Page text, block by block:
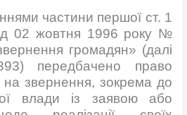
частини першої ст. 1
02 жовтня 1996 року №
громадян» (далі
передбачено право
на звернення, зокрема до
влади із заявою або